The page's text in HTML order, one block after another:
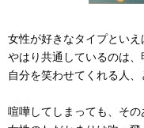
女性が好きなタイプといえ
やはり共通しているのは、
自分を笑わせてくれる人、
喧嘩してしまっても、その